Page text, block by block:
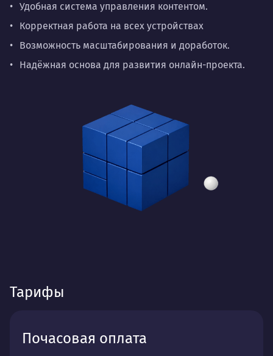
Удобная система управления контентом.
Корректная работа на всех устройствах
Возможность масштабирования и доработок.
Надёжная основа для развития онлайн-проекта.
Тарифы
Почасовая оплата